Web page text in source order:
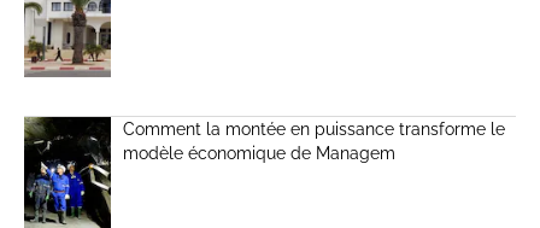
Comment la montée en puissance transforme le
modèle économique de Managem